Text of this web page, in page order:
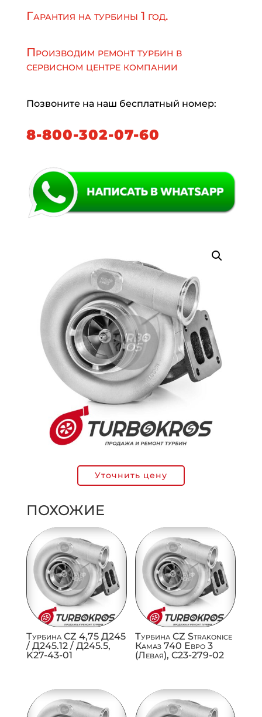
Гарантия на турбины 1 год.
Производим ремонт турбин в
сервисном центре компании
Позвоните на наш бесплатный номер:
8-800-302-07-60
Уточнить цену
ПОХОЖИЕ
Турбина CZ 4,75 Д245
/ Д245.12 / Д245.5,
K27-43-01
Турбина CZ Strakonice
Камаз 740 Евро 3
(Левая), C23-279-02